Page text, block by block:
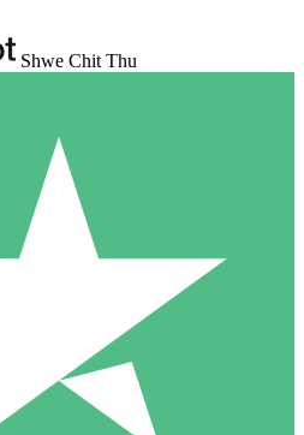
Shwe Chit Thu